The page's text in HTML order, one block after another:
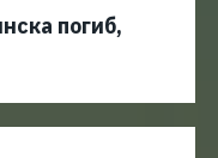
погиб,